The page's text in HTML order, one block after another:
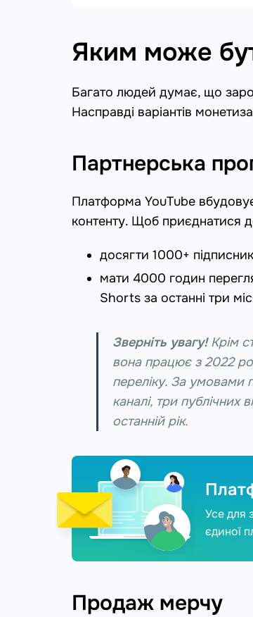
Яким може
Багато людей думає, що
Насправді варіантів
Партнерська
Платформа YouTube
контенту. Щоб приєднатися
досягти 1000+
мати 4000 годин
Shorts за останні три
Зверніть увагу!Крім
вона працює з 2022
переліку. За умовами
каналі, три публічних
останній рік.
Усе для
єдиної
Продаж мерчу